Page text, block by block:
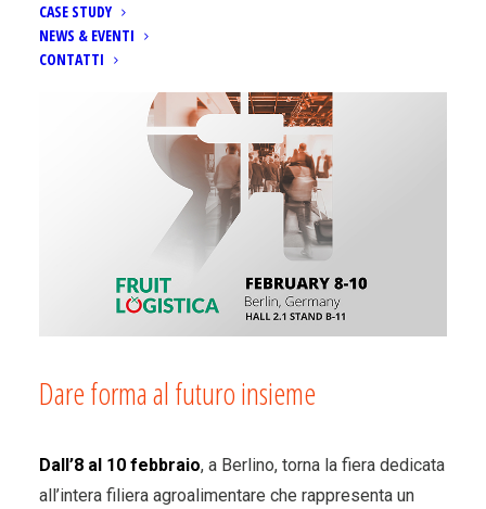
CASE STUDY
NEWS & EVENTI
CONTATTI
Dare forma al futuro insieme
Dall’8 al 10 febbraio, a Berlino, torna la fiera dedicata
all’intera filiera agroalimentare che rappresenta un